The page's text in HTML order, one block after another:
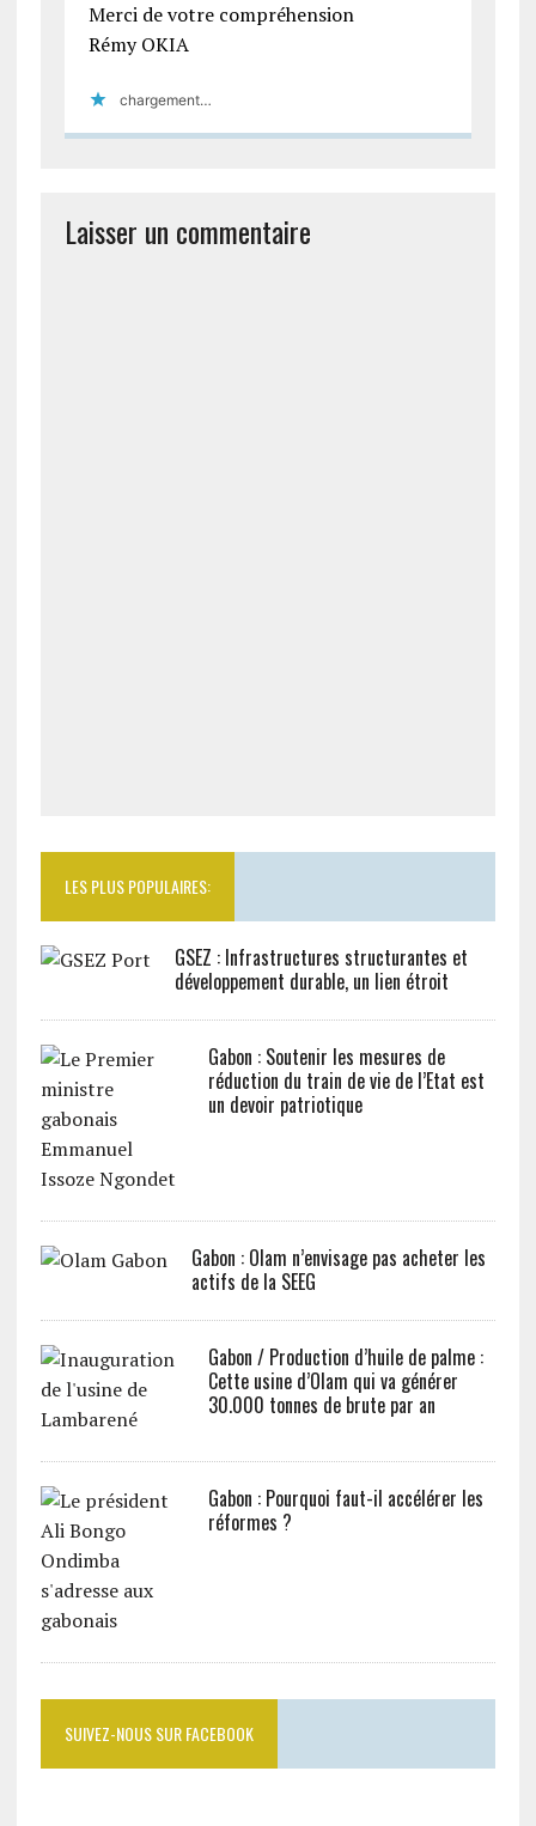
Merci de votre compréhension
Rémy OKIA
chargement…
Laisser un commentaire
LES PLUS POPULAIRES:
GSEZ : Infrastructures structurantes et
développement durable, un lien étroit
Gabon : Soutenir les mesures de
réduction du train de vie de l’Etat est
un devoir patriotique
Gabon : Olam n’envisage pas acheter les
actifs de la SEEG
Gabon / Production d’huile de palme :
Cette usine d’Olam qui va générer
30.000 tonnes de brute par an
Gabon : Pourquoi faut-il accélérer les
réformes ?
SUIVEZ-NOUS SUR FACEBOOK